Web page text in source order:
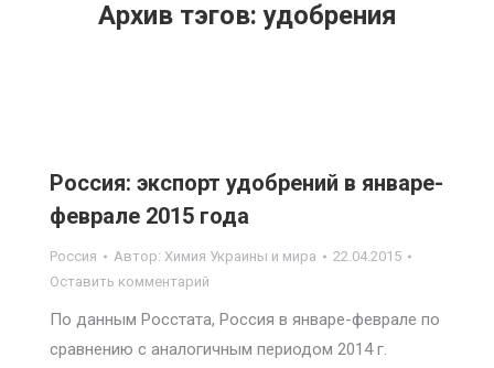
Архив тэгов:удобрения
Россия: экспорт удобрений в январе-
феврале 2015 года
Россия Автор: Химия Украины и мира
22.04.2015
Оставить комментарий
По данным Росстата, Россия в январе-феврале по
сравнению с аналогичным периодом 2014 г.